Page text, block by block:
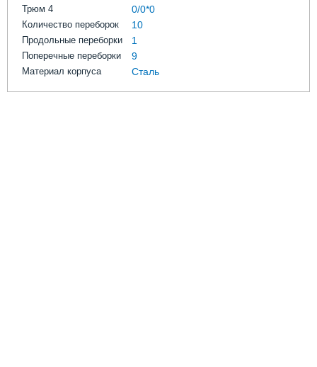
Трюм 4 0/0*0
Количество переборок 10
Продольные переборки 1
Поперечные переборки 9
Материал корпуса Сталь